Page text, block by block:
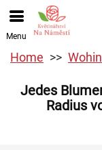
Menu
Home
Jedes
Radius